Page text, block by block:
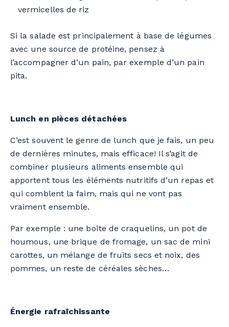
vermicelles de riz
Si la salade est principalement à base de légumes
avec une source de protéine, pensez à
l’accompagner d’un pain, par exemple d’un pain
pita.
Lunch en pièces détachées
C’est souvent le genre de lunch que je fais, un peu
de dernières minutes, mais efficace! Il s’agit de
combiner plusieurs aliments ensemble qui
apportent tous les éléments nutritifs d’un repas et
qui comblent la faim, mais qui ne vont pas
vraiment ensemble.
Par exemple : une boîte de craquelins, un pot de
houmous, une brique de fromage, un sac de mini
carottes, un mélange de fruits secs et noix, des
pommes, un reste de céréales sèches…
Énergie rafraîchissante